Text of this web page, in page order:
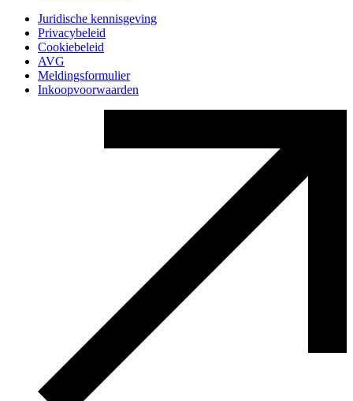
Juridische kennisgeving
Privacybeleid
Cookiebeleid
AVG
Meldingsformulier
Inkoopvoorwaarden